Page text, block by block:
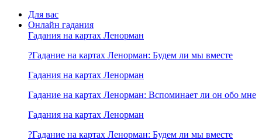
Для вас
Онлайн гадания
Гадания на картах Ленорман
?Гадание на картах Ленорман: Будем ли мы вместе
Гадания на картах Ленорман
Гадание на картах Ленорман: Вспоминает ли он обо мне
Гадания на картах Ленорман
?Гадание на картах Ленорман: Будем ли мы вместе